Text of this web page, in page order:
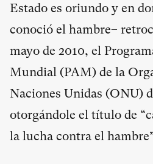
Estado es oriundo y en
conoció el hambre–
mayo de 2010, el
Mundial (PAM) de la
Naciones Unidas (ONU)
otorgándole el título de
la lucha contra el